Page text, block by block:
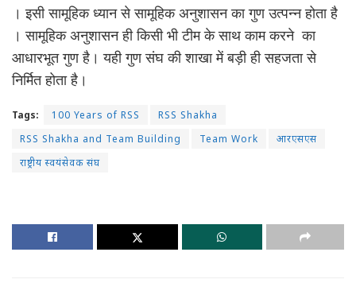
। इसी सामूहिक ध्यान से सामूहिक अनुशासन का गुण उत्पन्न होता है
। सामूहिक अनुशासन ही किसी भी टीम के साथ काम करने का
आधारभूत गुण है। यही गुण संघ की शाखा में बड़ी ही सहजता से
निर्मित होता है।
Tags: 100 Years of RSS
RSS Shakha
RSS Shakha and Team Building
Team Work
आरएसएस
राष्ट्रीय स्वयंसेवक संघ